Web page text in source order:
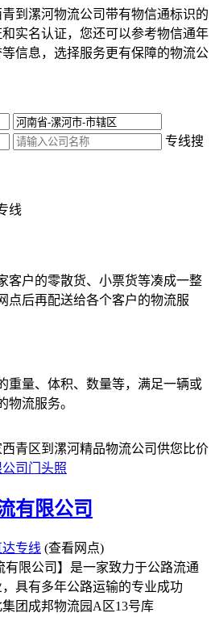
到漯河物流公司带有物信通标识的
实名认证，您还可以参考物信通年
信息，选择服务更有保障的物流公
专线搜
线
客户的零散货、小票货等凑成一整
点后再配送给各个客户的物流服
重量、体积、数量等，满足一辆或
物流服务。
西青区到漯河精品物流公司供您比价
有限公司
专线 (查看网点)
有限公司】是一家致力于公路流通
具有多年公路运输的专业成功
团成邦物流园A区13号库